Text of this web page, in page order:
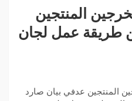
المنتجين
طريقة عمل لجان
المنتجين عدفي بيان صارد